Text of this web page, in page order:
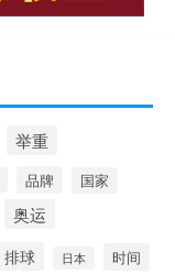
举重
品牌 国家
奥运
排球 日本 时间